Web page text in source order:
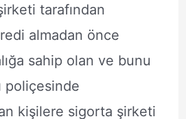
tarafından
almadan önce
sahip olan ve bunu
poliçesinde
kişilere sigorta şirketi